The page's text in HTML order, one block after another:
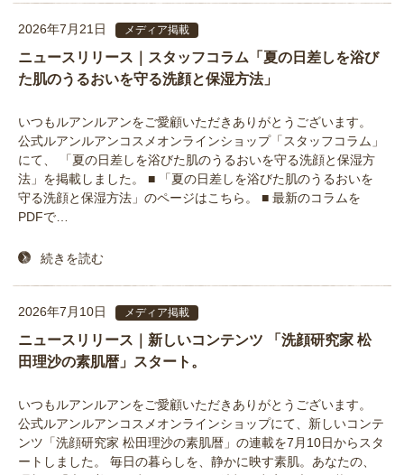
2026年7月21日 メディア掲載
ニュースリリース｜スタッフコラム「夏の日差しを浴び
た肌のうるおいを守る洗顔と保湿方法」
いつもルアンルアンをご愛顧いただきありがとうございます。
公式ルアンルアンコスメオンラインショップ「スタッフコラム」
にて、 「夏の日差しを浴びた肌のうるおいを守る洗顔と保湿方
法」を掲載しました。 ■ 「夏の日差しを浴びた肌のうるおいを
守る洗顔と保湿方法」のページはこちら。 ■ 最新のコラムを
PDFで…
続きを読む
2026年7月10日 メディア掲載
ニュースリリース｜新しいコンテンツ 「洗顔研究家 松
田理沙の素肌暦」スタート。
いつもルアンルアンをご愛顧いただきありがとうございます。
公式ルアンルアンコスメオンラインショップにて、新しいコンテ
ンツ「洗顔研究家 松田理沙の素肌暦」の連載を7月10日からスタ
ートしました。 毎日の暮らしを、静かに映す素肌。あなたの、